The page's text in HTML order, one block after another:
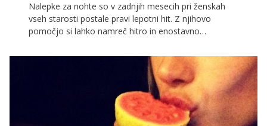
francosko poljubim in potem nisem za akcijo. Pač
nisem. Po napornem dnevu si tako zelo želim miru,
filma ali knjige in tople odeje. Seks? "Ne hvala, ljubi ..."
odgovor. Naj povem še, da ste odličen, humoren,
hudo seksi pripovedovalec in uživam v branju vsega,
kar napišete. Lep pozdrav! Frigidna
Nalepke za nohte so v zadnjih mesecih pri ženskah
vseh starosti postale pravi lepotni hit. Z njihovo
pomočjo si lahko namreč hitro in enostavno
imele težav z lepljenjem oziroma pritrjevanjem teh
nalepk na nohte, lahko nepravilen nanos privede do
precej slabih rezultatov. Da se to ne bi zgodilo, smo
za vas pripravili nekaj pravil pravilnega nanosa